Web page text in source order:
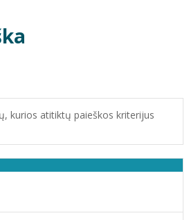
kurios atitiktų paieškos kriterijus